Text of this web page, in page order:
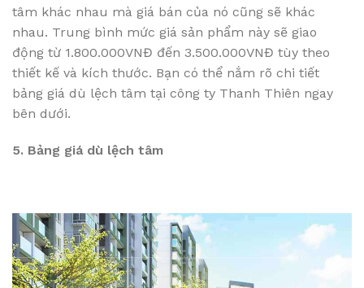
tâm khác nhau mà giá bán của nó cũng sẽ khác
nhau. Trung bình mức giá sản phẩm này sẽ giao
động từ 1.800.000VNĐ đến 3.500.000VNĐ tùy theo
thiết kế và kích thước. Bạn có thể nắm rõ chi tiết
bảng giá dù lệch tâm tại công ty Thanh Thiên ngay
bên dưới.
5. Bảng giá dù lệch tâm